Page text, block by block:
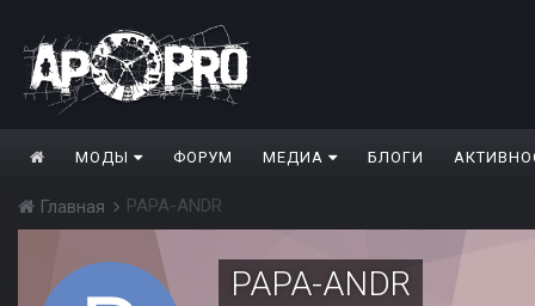
МОДЫ ФОРУМ МЕДИА БЛОГИ
Главная PAPA-ANDR
PAPA-ANDR